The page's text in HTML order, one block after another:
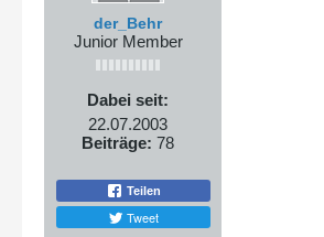
der_Behr
Junior Member
Dabei seit:
22.07.2003
Beiträge: 78
Teilen
Tweet